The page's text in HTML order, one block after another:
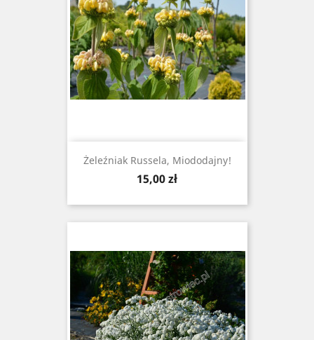
Żeleźniak Russela, Miododajny!
Cena
15,00 zł